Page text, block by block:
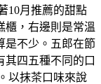
10月推薦的甜點
櫃，右邊則是常溫
是不少。五郎在節
其四五種不同的口
以抹茶口味來說